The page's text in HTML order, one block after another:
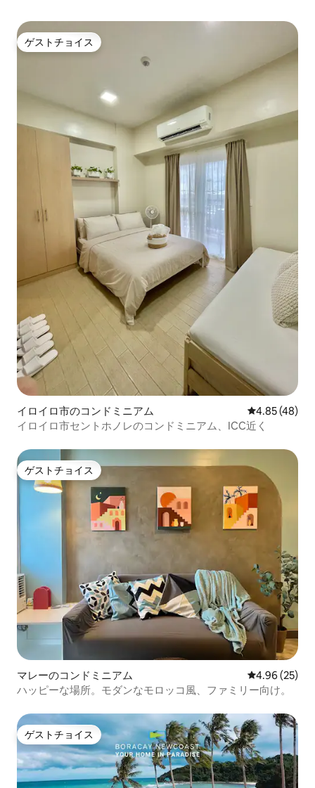
ゲストチョイス
ゲストチョイス
イロイロ市のコンドミニアム レビュー48
4.85 (48)
イロイロ市セントホノレのコンドミニアム、ICC近く
ゲストチョイス
ゲストチョイス
マレーのコンドミニアム レビュー25
4.96 (25)
ハッピーな場所。モダンなモロッコ風、ファミリー向け。
ゲストチョイス
ゲストチョイス